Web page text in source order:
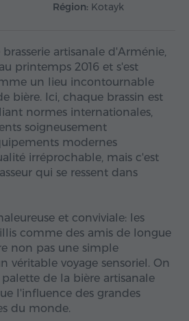
Région: Kotayk
artisanale d'Arménie,
printemps 2016 et s'est
un lieu incontournable
bière. Ici, chaque brassin est
normes internationales,
soigneusement
modernes
irréprochable, mais c'est
qui se ressent dans
et conviviale: les
comme des amis de longue
non pas une simple
véritable voyage sensoriel. On
de la bière artisanale
l'influence des grandes
du monde.